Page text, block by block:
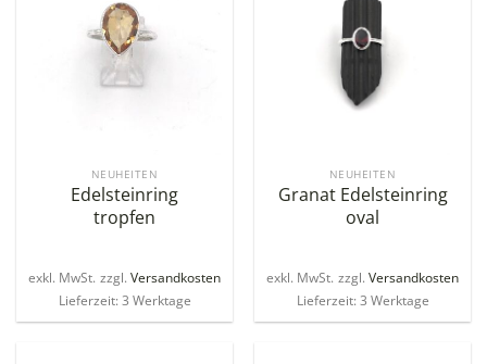
NEUHEITEN
Edelsteinring
tropfen
exkl. MwSt. zzgl. Versandkosten
Lieferzeit: 3 Werktage
NEUHEITEN
Granat Edelsteinring
oval
exkl. MwSt. zzgl. Versandkosten
Lieferzeit: 3 Werktage